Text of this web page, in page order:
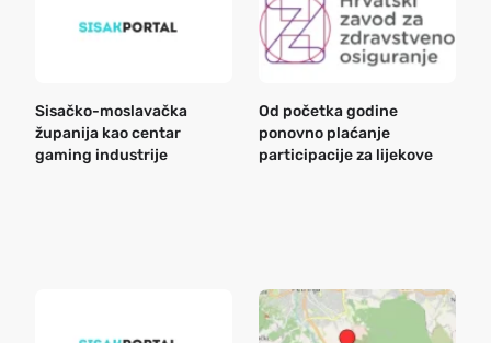
Sisačko-moslavačka
županija kao centar
gaming industrije
Od početka godine
ponovno plaćanje
participacije za lijekove